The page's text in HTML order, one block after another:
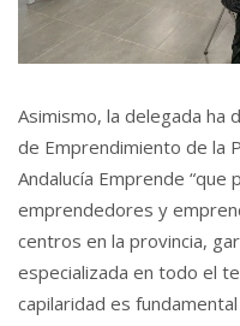
Asimismo, la delegada ha
de Emprendimiento de la
Andalucía Emprende
emprendedores y
centros en la provincia,
especializada en todo el
capilaridad es